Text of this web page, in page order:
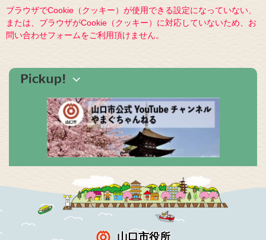
ブラウザでCookie（クッキー）が使用できる設定になっていない、
または、ブラウザがCookie（クッキー）に対応していないため、お
問い合わせフォームをご利用頂けません。
山口市役所